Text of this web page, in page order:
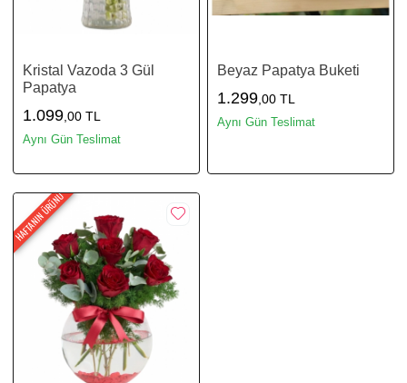
Kristal Vazoda 3 Gül
Papatya
1.099,00 TL
Aynı Gün Teslimat
Beyaz Papatya Buketi
1.299,00 TL
Aynı Gün Teslimat
HAFTANIN ÜRÜNÜ